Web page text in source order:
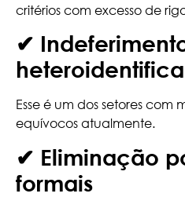
critérios com excesso de
✔
Esse é um dos setores com
equívocos atualmente.
✔ Eliminação
formais